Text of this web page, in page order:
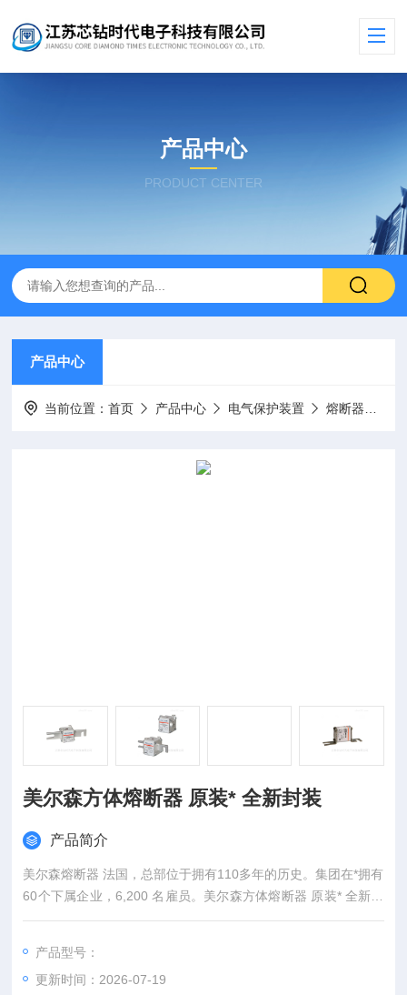
产品中心
PRODUCT CENTER
产品中心
当前位置：首页 产品中心 电气保护装置 熔断器
美尔森方体熔断器 原装* 全新封装
产品简介
美尔森熔断器 法国，总部位于拥有110多年的历史。集团在*拥有
60个下属企业，6,200 名雇员。美尔森方体熔断器 原装* 全新封
装
产品型号：
更新时间：2026-07-19